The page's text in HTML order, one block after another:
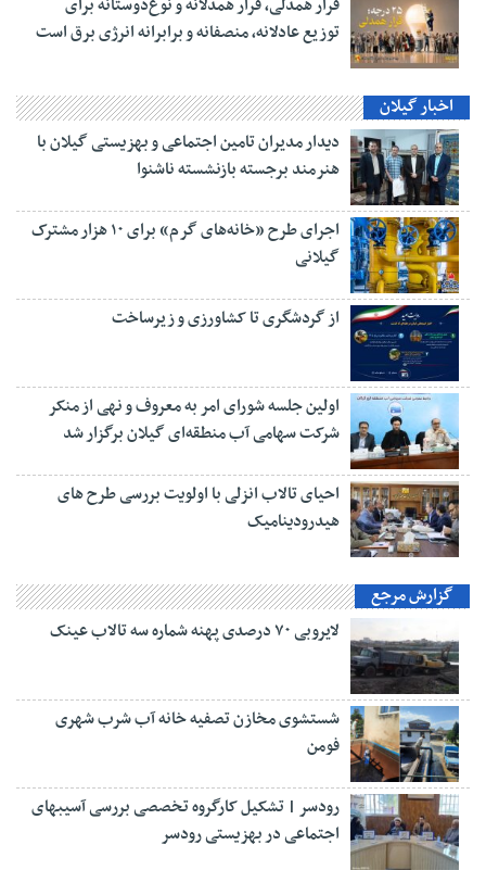
توزیع عادلانه، منصفانه و برابرانه انرژی برق است
اخبار گیلان
دیدار مدیران تامین اجتماعی و بهزیستی گیلان با
هنرمند برجسته بازنشسته ناشنوا
اجرای طرح «خانه‌های گرم» برای ۱۰ هزار مشترک
گیلانی
از گردشگری تا کشاورزی و زیرساخت
اولین جلسه شورای امر به معروف و نهی از منکر
شرکت سهامی آب منطقه‌ای گیلان برگزار شد
احیای تالاب انزلی با اولویت بررسی طرح های
هیدرودینامیک
گزارش مرجع
لایروبی ۷۰ درصدی پهنه شماره سه تالاب عینک
شستشوی مخازن تصفیه خانه آب شرب شهری
فومن
رودسر | تشکیل کارگروه تخصصی بررسی آسیبهای
اجتماعی در بهزیستی رودسر